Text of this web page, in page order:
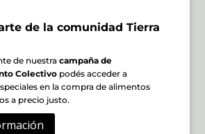
de la comunidad Tierra
de nuestracampaña de
Colectivopodés acceder a
en la compra de alimentos
a precio justo.